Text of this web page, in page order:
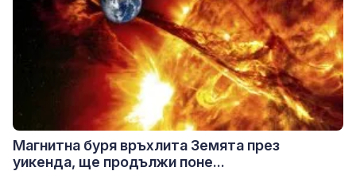
Магнитна буря връхлита Земята през
уикенда, ще продължи поне...